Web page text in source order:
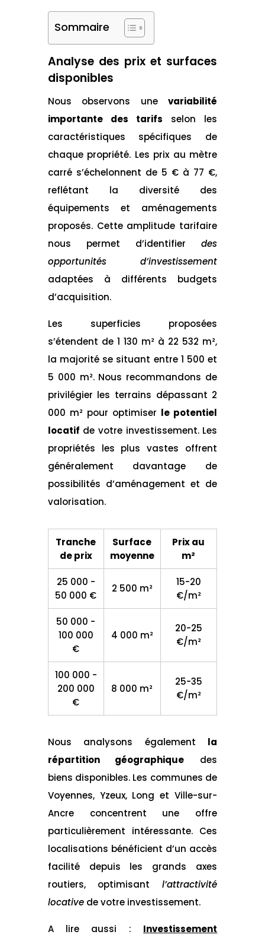
Sommaire
Analyse des prix et surfaces
disponibles
Nous observons unevariabilité
importante des tarifs selon les
caractéristiques spécifiques de
chaque propriété. Les prix au mètre
carré s’échelonnent de 5 € à 77 €,
reflétant la diversité des
équipements et aménagements
proposés. Cette amplitude tarifaire
nous permet d’identifierdes
opportunités d’investissement
adaptées à différents budgets
d’acquisition.
Les superficies proposées
s’étendent de 1 130 m² à 22 532 m²,
la majorité se situant entre 1 500 et
5 000 m². Nous recommandons de
privilégier les terrains dépassant 2
000 m² pour optimiser le potentiel
locatif de votre investissement. Les
propriétés les plus vastes offrent
généralement davantage de
possibilités d’aménagement et de
valorisation.
Tranche
de prix
Surface
moyenne
Prix au
m²
25 000 -
50 000 €
2 500 m²
15-20
€/m²
50 000 -
100 000
€
4 000 m²
20-25
€/m²
100 000 -
200 000
€
8 000 m²
25-35
€/m²
Nous analysons également la
répartition géographique des
biens disponibles. Les communes de
Voyennes, Yzeux, Long et Ville-sur-
Ancre concentrent une offre
particulièrement intéressante. Ces
localisations bénéficient d’un accès
facilité depuis les grands axes
routiers, optimisantl’attractivité
locativede votre investissement.
A lire aussi : Investissement